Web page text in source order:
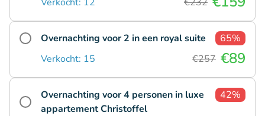
Overnachting voor 2 in een royal suite
65%
Verkocht: 15
€257 €89
Overnachting voor 4 personen in luxe
appartement Christoffel
42%